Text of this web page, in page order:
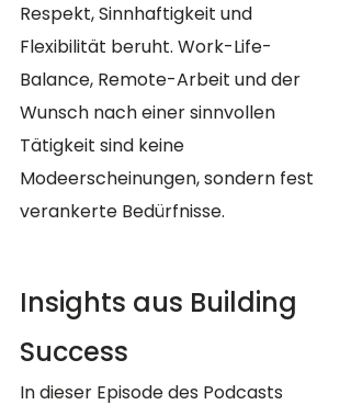
Respekt, Sinnhaftigkeit und
Flexibilität beruht. Work-Life-
Balance, Remote-Arbeit und der
Wunsch nach einer sinnvollen
Tätigkeit sind keine
Modeerscheinungen, sondern fest
verankerte Bedürfnisse.
Insights aus Building
Success
In dieser Episode des Podcasts